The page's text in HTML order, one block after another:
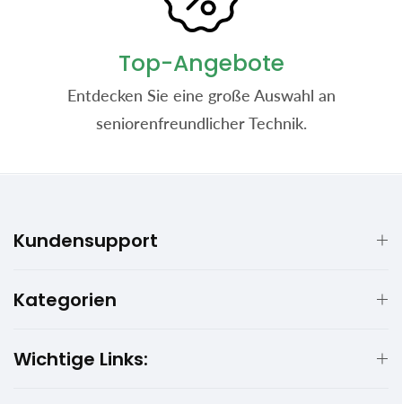
Top-Angebote
Entdecken Sie eine große Auswahl an
seniorenfreundlicher Technik.
Kundensupport
Kategorien
Wichtige Links: